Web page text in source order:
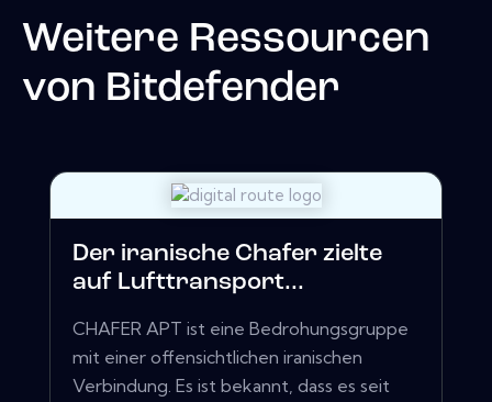
Weitere Ressourcen
von Bitdefender
Der iranische Chafer zielte
auf Lufttransport...
CHAFER APT ist eine Bedrohungsgruppe
mit einer offensichtlichen iranischen
Verbindung. Es ist bekannt, dass es seit